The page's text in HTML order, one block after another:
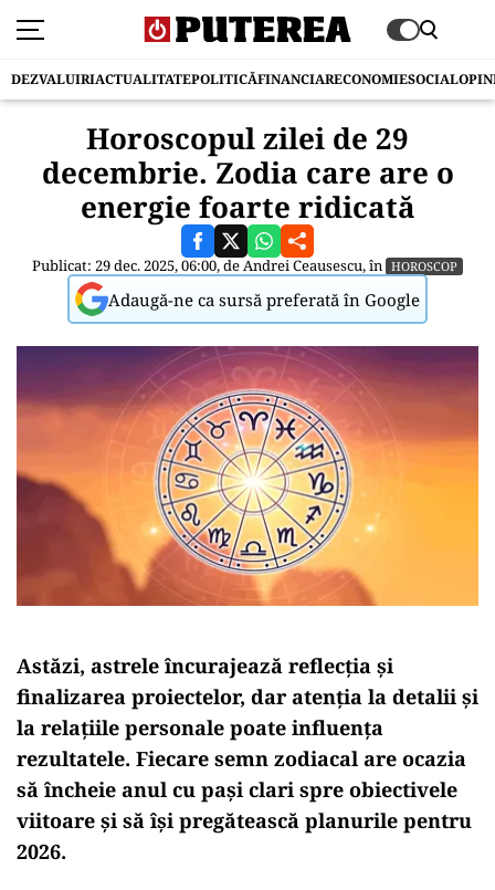
DEZVALUIRIACTUALITATEPOLITICĂFINANCIARECONOMIESOCIAL
Horoscopul zilei de 29
decembrie. Zodia care are o
energie foarte ridicată
Publicat: 29 dec. 2025, 06:00, deAndrei Ceausescu, în HOROSCOP
Adaugă-ne ca sursă preferată în Google
Astăzi, astrele încurajează reflecția și
finalizarea proiectelor, dar atenția la detalii și
la relațiile personale poate influența
rezultatele. Fiecare semn zodiacal are ocazia
să încheie anul cu pași clari spre obiectivele
viitoare și să își pregătească planurile pentru
2026.